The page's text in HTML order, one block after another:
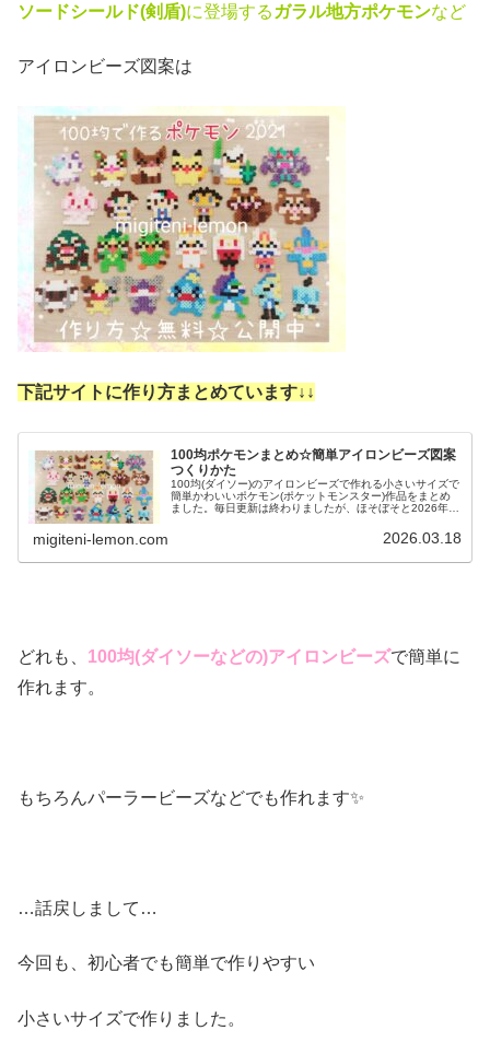
ソードシールド(剣盾)に登場する ガラル地方ポケモンなど
アイロンビーズ図案は
下記サイトに作り方まとめています↓ ↓
100均ポケモンまとめ☆簡単アイロンビーズ図案
つくりかた
100均(ダイソー)のアイロンビーズで作れる小さいサイズで
簡単かわいいポケモン(ポケットモンスター)作品をまとめ
ました。毎日更新は終わりましたが、ほそぼそと2026年も
migiteni-lemon.com 2026.03.18
どれも、 100均(ダイソーなどの)アイロンビーズで簡単に
作れます。
もちろんパーラービーズなどでも作れます✨
…話戻しまして…
今回も、初心者でも簡単で作りやすい
小さいサイズで作りました。